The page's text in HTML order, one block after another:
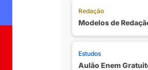
Redação
Modelos de
Estudos
Aulão Enem